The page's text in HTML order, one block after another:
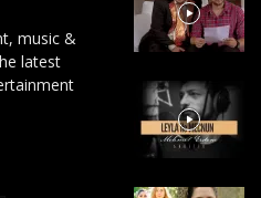
music &
latest